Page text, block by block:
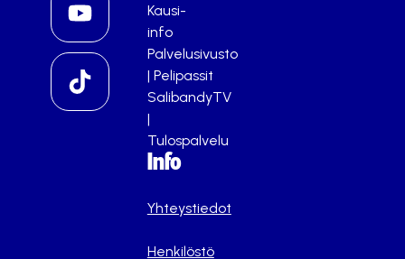
Kausi-
info
Palvelusivusto
| Pelipassit
SalibandyTV
|
Tulospalvelu
Info
Yhteystiedot
Henkilöstö